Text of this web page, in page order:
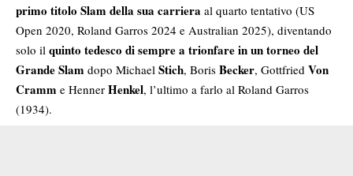
primo titolo Slam della sua carriera al quarto tentativo (US
Open 2020, Roland Garros 2024 e Australian 2025), diventando
solo il quinto tedesco di sempre a trionfare in un torneo del
Grande Slam dopo Michael Stich, Boris Becker, Gottfried Von
Cramm e Henner Henkel, l’ultimo a farlo al Roland Garros
(1934).